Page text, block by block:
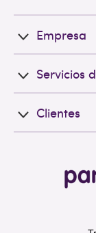
Empresa
Servicios
Clientes